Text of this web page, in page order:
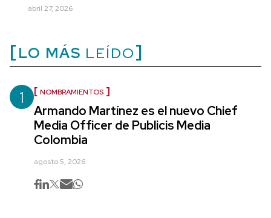
abril 27, 2026
LO MÁS LEÍDO
1 NOMBRAMIENTOS
Armando Martínez es el nuevo Chief
Media Officer de Publicis Media
Colombia
agosto 5, 2026